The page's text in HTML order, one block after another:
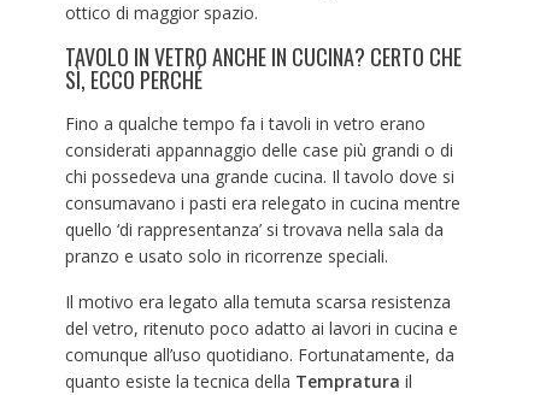
ottico di maggior spazio.
TAVOLO IN VETRO ANCHE IN CUCINA? CERTO CHE
SÌ, ECCO PERCHÉ
Fino a qualche tempo fa i tavoli in vetro erano
considerati appannaggio delle case più grandi o di
chi possedeva una grande cucina. Il tavolo dove si
consumavano i pasti era relegato in cucina mentre
quello ‘di rappresentanza’ si trovava nella sala da
pranzo e usato solo in ricorrenze speciali.
Il motivo era legato alla temuta scarsa resistenza
del vetro, ritenuto poco adatto ai lavori in cucina e
comunque all’uso quotidiano. Fortunatamente, da
quanto esiste la tecnica della Tempratura il